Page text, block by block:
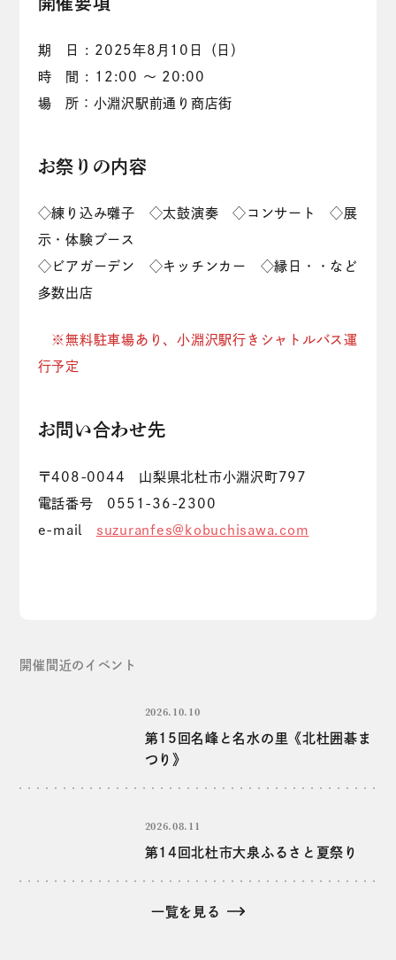
期 日 : 2025年8月10日（日）
時 間 : 12:00 ～ 20:00
場 所：小淵沢駅前通り商店街
お祭りの内容
◇練り込み囃子 ◇太鼓演奏 ◇コンサート ◇展
示・体験ブース
◇ビアガーデン ◇キッチンカー ◇縁日・・など
多数出店
※無料駐車場あり、小淵沢駅行きシャトルバス運
行予定
お問い合わせ先
〒408-0044 山梨県北杜市小淵沢町797
電話番号 0551-36-2300
e-mail suzuranfes@kobuchisawa.com
開催間近のイベント
2026.10.10
第15回名峰と名水の里《北杜囲碁ま
つり》
2026.08.11
第14回北杜市大泉ふるさと夏祭り
一覧を見る